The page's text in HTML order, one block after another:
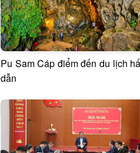
Pu Sam Cáp điểm đến du lịch
dẫn